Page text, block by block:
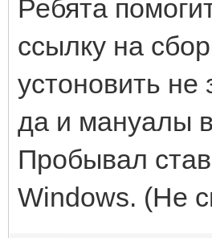
Ребята
ссылку на
устоновить
да и мануалы
Пробывал
Windows. (Не